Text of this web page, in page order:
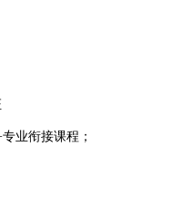
业衔接课程；